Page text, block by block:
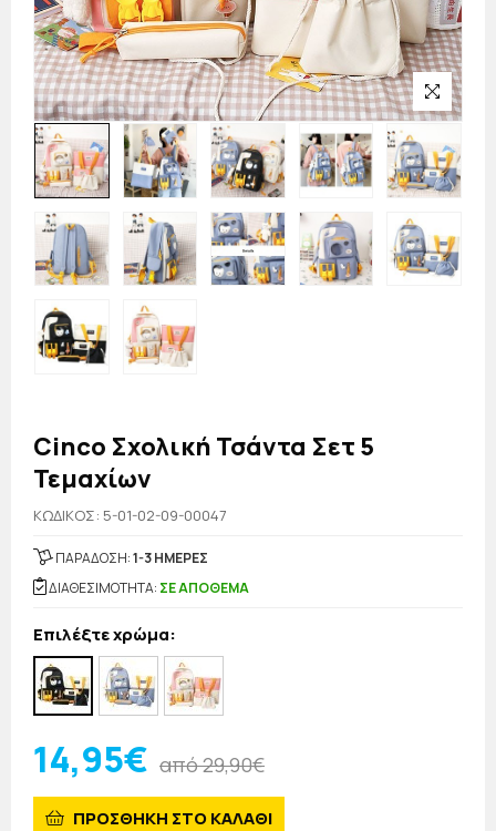
Cinco Σχολική Τσάντα Σετ 5
Τεμαχίων
KΩΔΙΚΟΣ: 5-01-02-09-00047
ΠΑΡΑΔΟΣΗ:1-3 ΗΜΕΡΕΣ
ΔΙΑΘΕΣΙΜΟΤΗΤΑ: ΣΕ ΑΠΟΘΕΜΑ
Επιλέξτε χρώμα:
14,95€ από 29,90€
ΠΡΟΣΘΗΚΗ ΣΤΟ ΚΑΛΑΘΙ